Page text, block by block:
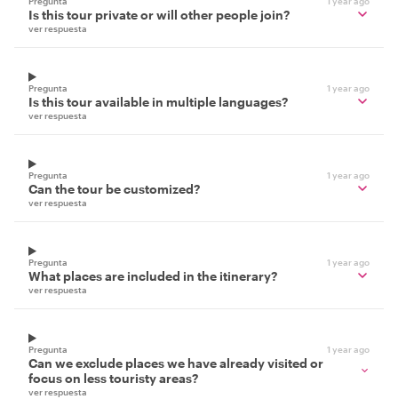
Is this tour private or will other people join?
ver respuesta
Pregunta 1 year ago
Is this tour available in multiple languages?
ver respuesta
Pregunta 1 year ago
Can the tour be customized?
ver respuesta
Pregunta 1 year ago
What places are included in the itinerary?
ver respuesta
Pregunta 1 year ago
Can we exclude places we have already visited or
focus on less touristy areas?
ver respuesta